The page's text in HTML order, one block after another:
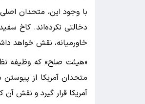
با وجود این، متحدان
دخالتی نکرده‌اند. کاخ
خاورمیانه، نقش خواهد
«هیئت صلح» که وظیفه
متحدان آمریکا از
آمریکا قرار گیرد و نقش آن